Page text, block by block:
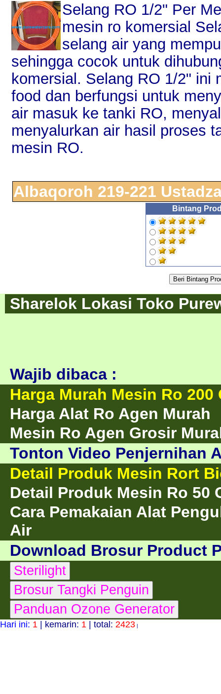
Selang RO 1/2" Per
mesin ro komersial
selang air yang
sehingga cocok untuk
komersial. Selang RO 1/2" ini
food dan berfungsi untuk
air masuk ke tanki RO,
menyalurkan air hasil proses
mesin RO.
Albaqoroh 219-221
Bintang
Sharelok Lokasi Toko
Wajib dibaca :
Harga Murah Mesin Ro 200
Harga Alat Ro Agen Murah
Mesin Ro Agen Grosir
Tonton Video Penjernihan
Detail Produk Mesin Rort
Detail Produk Mesin Ro 50
Cara Pemakaian Alat
Air
Download Brosur Product
Hari ini: 1 | kemarin: 1 | total: 2423 |